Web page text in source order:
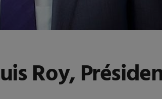
Roy,